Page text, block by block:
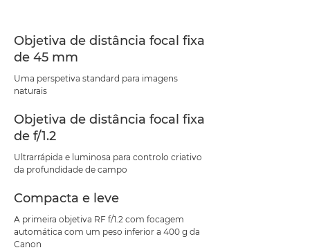
Objetiva de distância focal fixa
de 45 mm
Uma perspetiva standard para imagens
naturais
Objetiva de distância focal fixa
de f/1.2
Ultrarrápida e luminosa para controlo criativo
da profundidade de campo
Compacta e leve
A primeira objetiva RF f/1.2 com focagem
automática com um peso inferior a 400 g da
Canon